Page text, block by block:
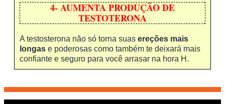
4- AUMENTA PRODUÇÃO DE
TESTOTERONA
A testosterona não só torna suas ereções mais
longas e poderosas como também te deixará mais
confiante e seguro para você arrasar na hora H.